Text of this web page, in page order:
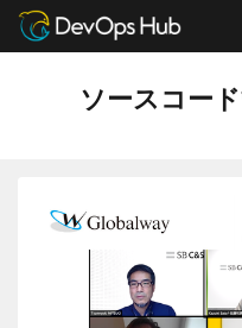
DevOps Hub ブログ ソースコード
ソースコー